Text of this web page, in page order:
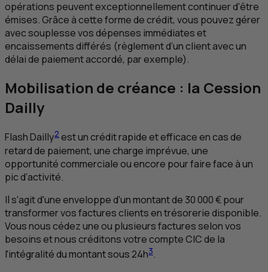
opérations peuvent exceptionnellement continuer d’être
émises. Grâce à cette forme de crédit, vous pouvez gérer
avec souplesse vos dépenses immédiates et
encaissements différés (règlement d’un client avec un
délai de paiement accordé, par exemple).
Mobilisation de créance : la Cession
Dailly
Flash Dailly2 est un crédit rapide et efficace en cas de
retard de paiement, une charge imprévue, une
opportunité commerciale ou encore pour faire face à un
pic d’activité.
Il s'agit d'une enveloppe d’un montant de 30 000 € pour
transformer vos factures clients en trésorerie disponible.
Vous nous cédez une ou plusieurs factures selon vos
besoins et nous créditons votre compteCICde la
l'intégralité du montant sous 24h3.